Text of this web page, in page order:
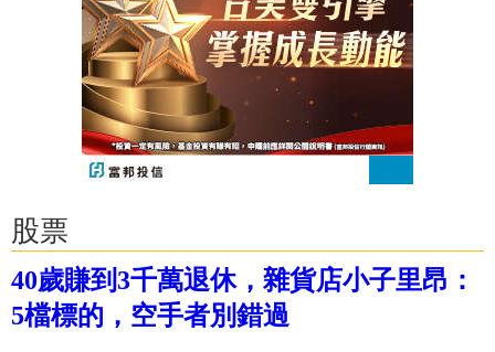
股票
40歲賺到3千萬退休，雜貨店小子里昂：
5檔標的，空手者別錯過